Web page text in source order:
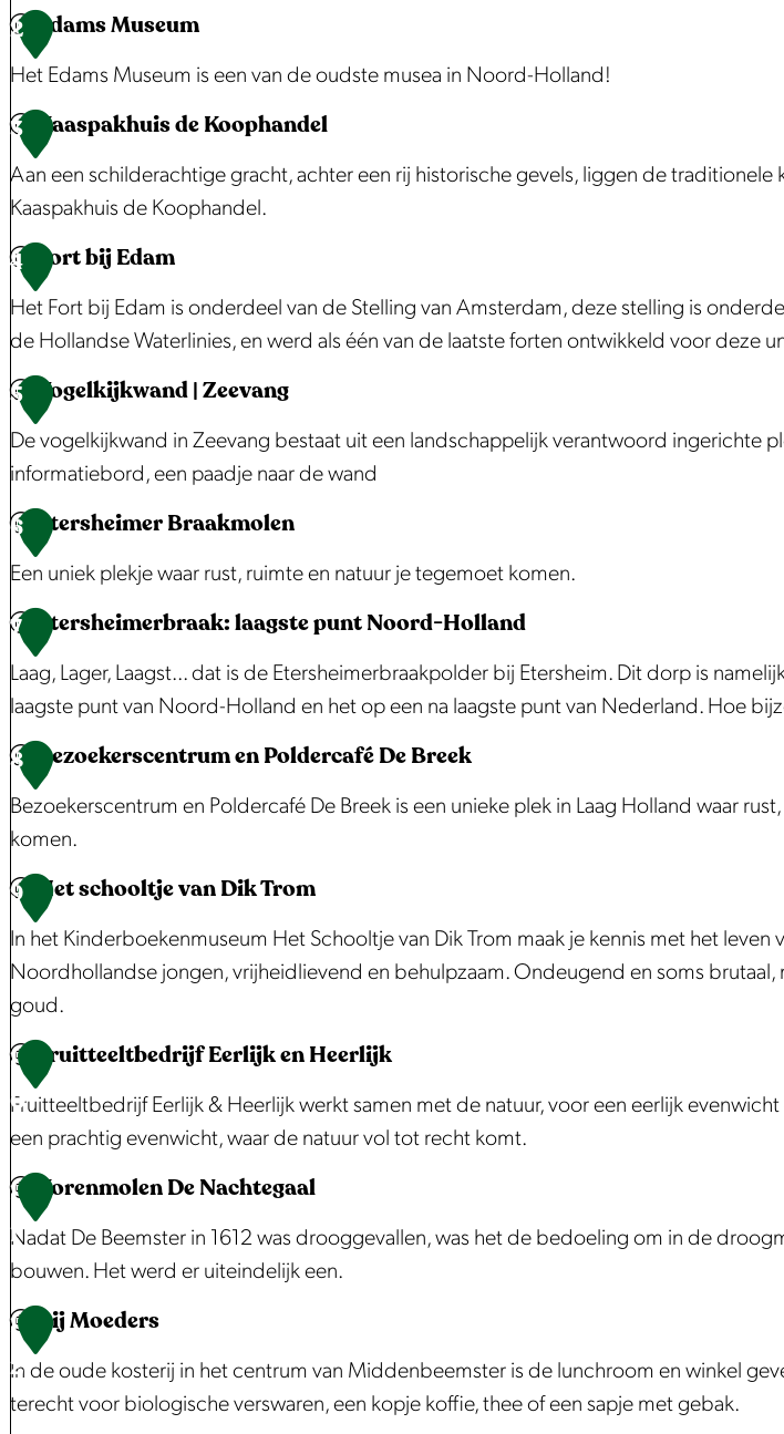
o
t
e
a
f
b
e
e
d
i
n
g
Z
u
i
d
p
o
d
e
r
m
o
l
e
n
d
o
o
r
P
a
u
l
S
i
g
n
a
c
P
u
l
i
g
n
c
:
d
Z
u
i
p
o
d
e
r
o
l
e
2 Edams Museum
Het Edams Museum is een van de oudste musea in Noord-Holland!
E
a
m
s
M
u
s
e
m
3 Kaaspakhuis de Koophandel
Aan een schilderachtige gracht, achter een rij historische gevels, liggen de traditionele
Kaaspakhuis de Koophandel.
K
a
s
p
k
h
u
s
d
K
o
o
h
a
n
e
l
4 Fort bij Edam
Het Fort bij Edam is onderdeel van de Stelling van Amsterdam, deze stelling is
de Hollandse Waterlinies, en werd als één van de laatste forten ontwikkeld voor deze
F
r
t
b
j
E
a
m
5 Vogelkijkwand | Zeevang
De vogelkijkwand in Zeevang bestaat uit een landschappelijk verantwoord ingerichte
informatiebord, een paadje naar de wand
V
g
e
k
i
j
w
a
n
|
Z
e
e
a
n
g
6 Etersheimer Braakmolen
Een uniek plekje waar rust, ruimte en natuur je tegemoet komen.
E
e
r
s
e
i
m
r
B
r
a
k
m
o
l
e
n
7 Etersheimerbraak: laagste punt Noord-Holland
Laag, Lager, Laagst... dat is de Etersheimerbraakpolder bij Etersheim. Dit dorp is
laagste punt van Noord-Holland en het op een na laagste punt van Nederland. Hoe
E
e
r
s
e
i
m
e
b
r
a
a
k
:
l
a
g
8 Bezoekerscentrum en Poldercafé De Breek
Bezoekerscentrum en Poldercafé De Breek is een unieke plek in Laag Holland waar
komen.
B
z
o
e
k
r
s
c
e
n
t
r
m
e
9 Het schooltje van Dik Trom
In het Kinderboekenmuseum Het Schooltje van Dik Trom maak je kennis met het leven
Noordhollandse jongen, vrijheidlievend en behulpzaam. Ondeugend en soms brutaal,
goud.
H
t
s
c
h
o
o
l
j
e
1
0
Fruitteeltbedrijf Eerlijk en Heerlijk
Fruitteeltbedrijf Eerlijk & Heerlijk werkt samen met de natuur, voor een eerlijk
een prachtig evenwicht, waar de natuur vol tot recht komt.
F
r
u
i
t
e
e
1
1
Korenmolen De Nachtegaal
Nadat De Beemster in 1612 was drooggevallen, was het de bedoeling om in de
bouwen. Het werd er uiteindelijk een.
K
r
e
1
2
Bij Moeders
In de oude kosterij in het centrum van Middenbeemster is de lunchroom en winkel
terecht voor biologische verswaren, een kopje koffie, thee of een sapje met gebak.